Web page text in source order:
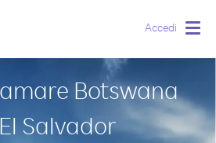
Accedi
Botswana
Salvador